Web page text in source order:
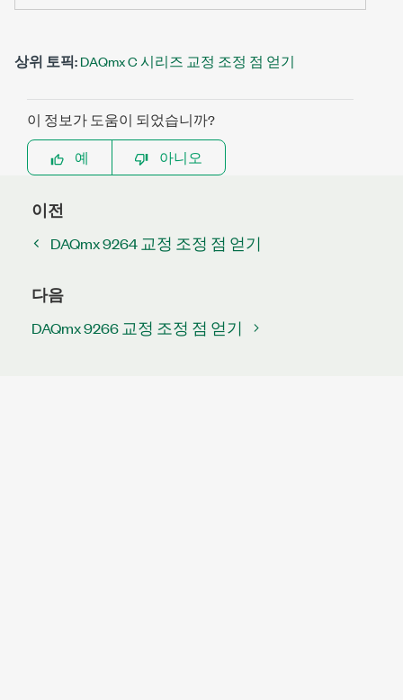
상위 토픽:DAQmx C 시리즈 교정 조정 점 얻기
이 정보가 도움이 되었습니까?
예
아니오
이전
DAQmx 9264 교정 조정 점 얻기
다음
DAQmx 9266 교정 조정 점 얻기